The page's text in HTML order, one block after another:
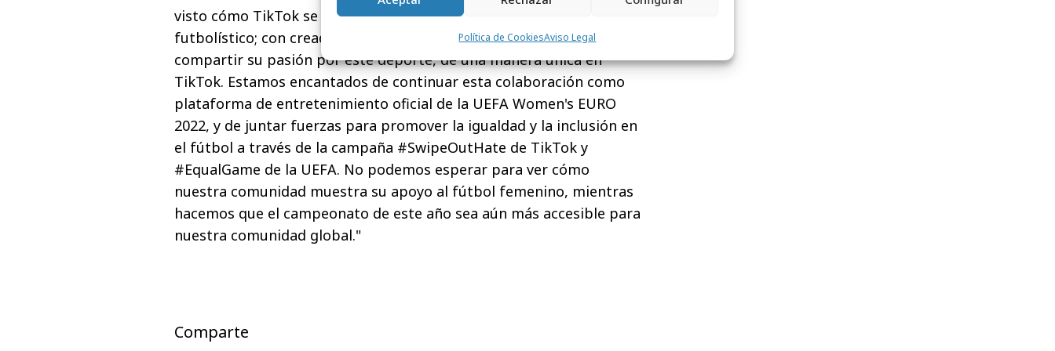
Política de CookiesAviso Legal
visto cómo TikTok se ha convertido en el hogar del fandom
futbolístico; con creadores, jugadores y naciones que se reúnen para
compartir su pasión por este deporte, de una manera única en
TikTok. Estamos encantados de continuar esta colaboración como
plataforma de entretenimiento oficial de la UEFA Women's EURO
2022, y de juntar fuerzas para promover la igualdad y la inclusión en
el fútbol a través de la campaña #SwipeOutHate de TikTok y
#EqualGame de la UEFA. No podemos esperar para ver cómo
nuestra comunidad muestra su apoyo al fútbol femenino, mientras
hacemos que el campeonato de este año sea aún más accesible para
nuestra comunidad global."
Comparte